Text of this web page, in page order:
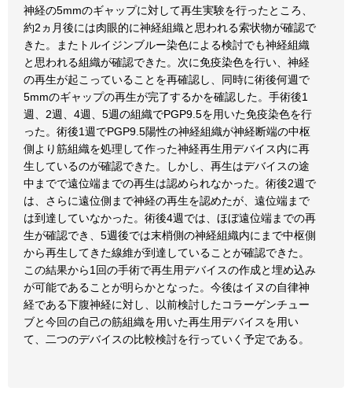
神経の5mmのギャップに対して再生実験を行ったところ、
約2ヵ月後には肉眼的に神経組織と思われる索状物が確認で
きた。またトルイジンブルー染色による検討でも神経組織
と思われる組織が確認できた。次に免疫染色を行い、神経
の再生が起こっていることを再確認し、同時に術後何週で
5mmのギャップの再生が完了するかを確認した。手術後1
週、2週、4週、5週の組織でPGP9.5を用いた免疫染色を行
った。術後1週でPGP9.5陽性の神経組織が神経断端の中枢
側より筋組織を処理して作った神経再生用デバイス内に再
生しているのが確認できた。しかし、再生はデバイスの途
中までで遠位端までの再生は認められなかった。術後2週で
は、さらに遠位側まで神経の再生を認めたが、遠位端まで
は到達していなかった。術後4週では、ほぼ遠位端までの再
生が確認でき、5週後では末梢側の神経組織内にまで中枢側
から再生してきた線維が到達していることが確認できた。
この結果から1回の手術で再生用デバイスの作成と埋め込み
が可能であることが明らかとなった。今後はイヌの自律神
経である下腹神経に対し、以前検討したコラーゲンチュー
ブと今回の自己の筋組織を用いた再生用デバイスを用い
て、二つのデバイスの比較検討を行っていく予定である。